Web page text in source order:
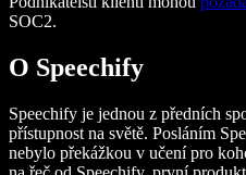
SOC2.
O Speechify
Speechify je jednou z předních
přístupnost na světě. Posláním
nebylo překážkou v učení pro